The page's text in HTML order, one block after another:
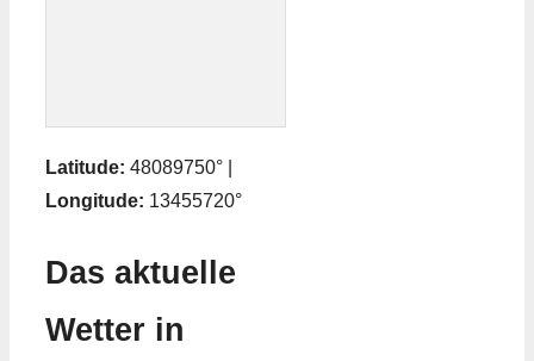
Latitude: 48089750° |
Longitude: 13455720°
Das aktuelle
Wetter in